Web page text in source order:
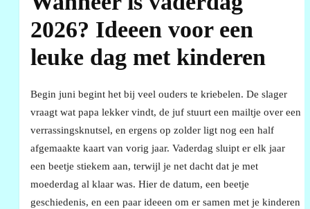
2026? Ideeen voor een
leuke dag met kinderen
Begin juni begint het bij veel ouders te kriebelen. De slager
vraagt wat papa lekker vindt, de juf stuurt een mailtje over een
verrassingsknutsel, en ergens op zolder ligt nog een half
afgemaakte kaart van vorig jaar. Vaderdag sluipt er elk jaar
een beetje stiekem aan, terwijl je net dacht dat je met
moederdag al klaar was. Hier de datum, een beetje
geschiedenis, en een paar ideeen om er samen met je kinderen